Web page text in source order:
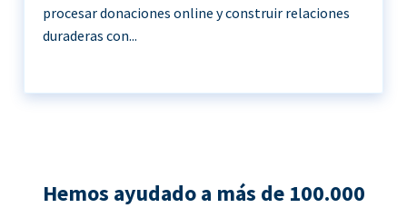
procesar donaciones online y construir relaciones
duraderas con...
Hemos ayudado a más de 100.000